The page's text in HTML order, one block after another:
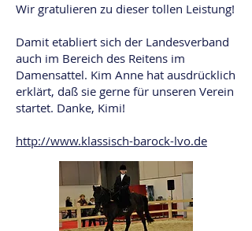
Wir gratulieren zu dieser tollen Leistung!
Damit etabliert sich der Landesverband
auch im Bereich des Reitens im
Damensattel. Kim Anne hat ausdrücklich
erklärt, daß sie gerne für unseren Verein
startet. Danke, Kimi!
http://www.klassisch-barock-lvo.de